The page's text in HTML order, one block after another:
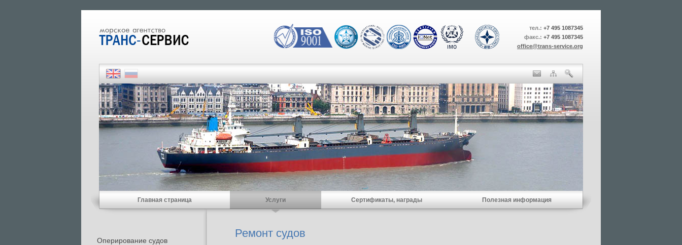
тел.: +7 495 1087345
факс.: +7 495 1087345
office@trans-service.org
Главная страница Услуги Сертификаты, награды Полезная информация
Оперирование судов
Ремонт судов